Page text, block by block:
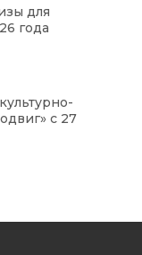
для
года
с 27